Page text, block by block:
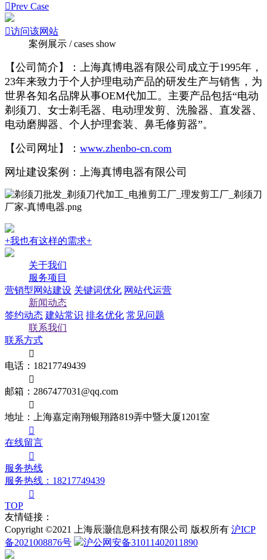
Prev Case
访问该网站
案例展示 / cases show
【公司简介】：上海真博电器有限公司成立于1995年，
23年来致力于个人护理电动产品的研发生产与销售，为
世界各知名品牌从事OEM代加工。主要产品包括“电动
剃须刀、女士剃毛器、电动理发剪、洗脸器、直发器、
电动磨脚器、个人护理套装、鼻毛修剪器”。
【公司网址】： www.zhenbo-cn.com
网址建设案例：上海真博电器有限公司
+我也有这样的需求+
关于我们
服务项目
营销型网站建设 关键词优化 网站代运营
新闻动态
签约动态 建站常识 排名优化 常见问题
联系我们
联系方式

电话：18217749439

邮箱：2867477031@qq.com

地址：上海嘉定南翔银翔路819弄中暨大厦1201室

在线留言

服务热线
服务热线：18217749439

TOP
友情链接：
Copyright ©2021 上海辰灏信息科技有限公司 版权所有 沪ICP
备2021008876号
沪公网安备31011402011890